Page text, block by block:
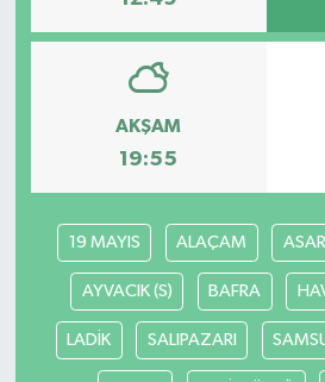
AKŞAM
19:55
19 MAYIS ALAÇAM
AYVACIK (S) BAFRA
LADİK SALIPAZARI
Bulanık
Malazgirt
Varto